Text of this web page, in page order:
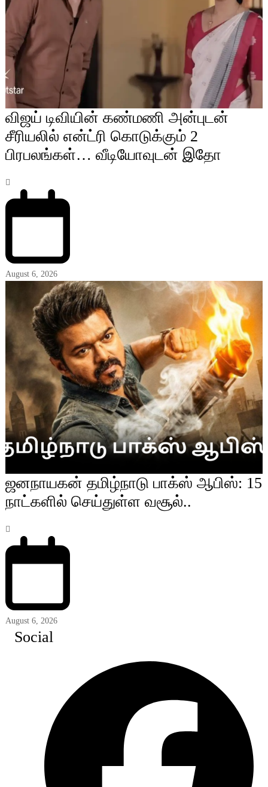
விஜய் டிவியின் கண்மணி அன்புடன்
சீரியலில் என்ட்ரி கொடுக்கும் 2
பிரபலங்கள்… வீடியோவுடன் இதோ
August 6, 2026
ஜனநாயகன் தமிழ்நாடு பாக்ஸ் ஆபிஸ்: 15
நாட்களில் செய்துள்ள வசூல்..
August 6, 2026
Social